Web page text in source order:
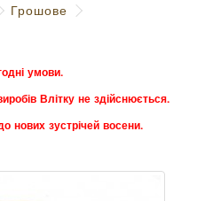
Грошове
умови.
Влітку не здійснюється.
нових зустрічей восени.